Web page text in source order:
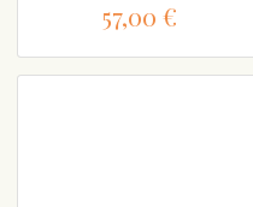
57,00 €